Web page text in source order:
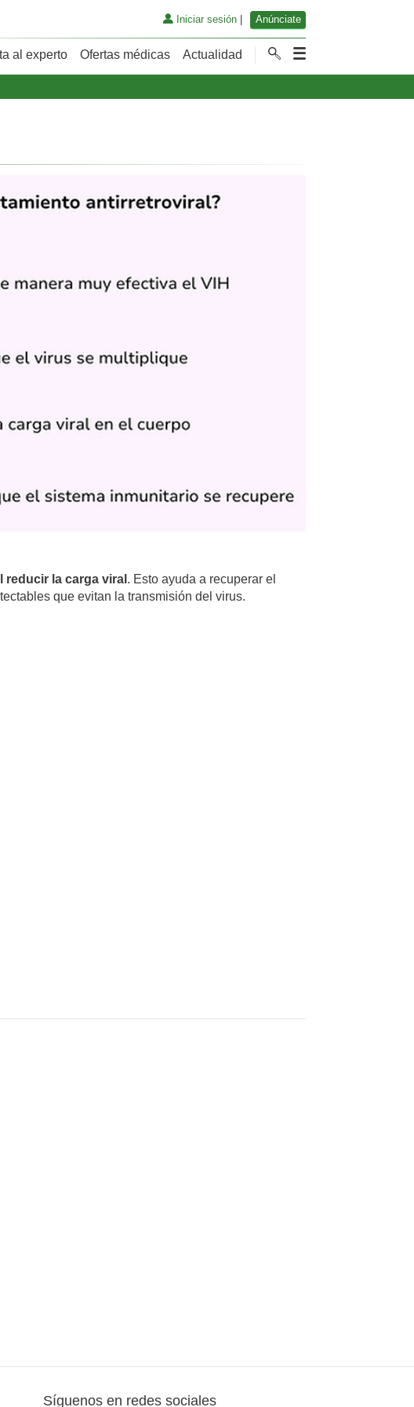
Iniciar sesión| Anúnciate
al experto Ofertas médicas Actualidad
la carga viral . Esto ayuda a recuperar el
que evitan la transmisión del virus.
Síguenos en redes sociales